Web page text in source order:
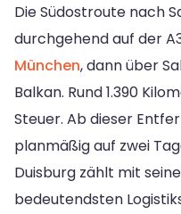
Die Südostroute nach
durchgehend auf der
München, dann über
Balkan. Rund 1.390
Steuer. Ab dieser
planmäßig auf zwei
Duisburg zählt mit
bedeutendsten